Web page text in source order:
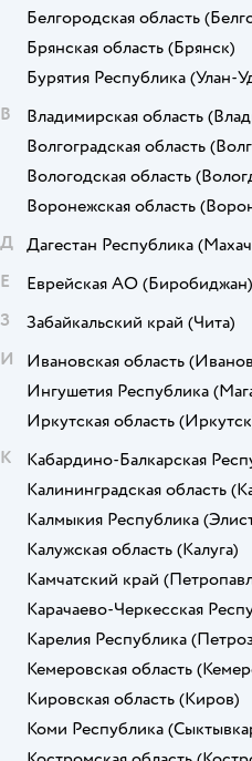
Белгородская область
Брянская область (Брянск)
Бурятия Республика (Улан-
В
Владимирская область
Волгоградская область
Вологодская область
Воронежская область
Д Дагестан Республика
Е
Еврейская АО (Биробиджан)
З
Забайкальский край (Чита)
И
Ивановская область
Ингушетия Республика
Иркутская область
К
Кабардино-Балкарская
Калининградская область
Калмыкия Республика
Калужская область (Калуга)
Камчатский край
Карачаево-Черкесская
Карелия Республика
Кемеровская область
Кировская область (Киров)
Коми Республика